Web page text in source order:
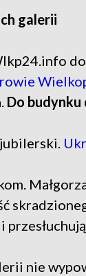
galerii
Do
jubilerski.
nie